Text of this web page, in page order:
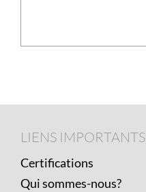
LIENS
LIENS IMPORTANTS
Certifications
Qui sommes-nous?